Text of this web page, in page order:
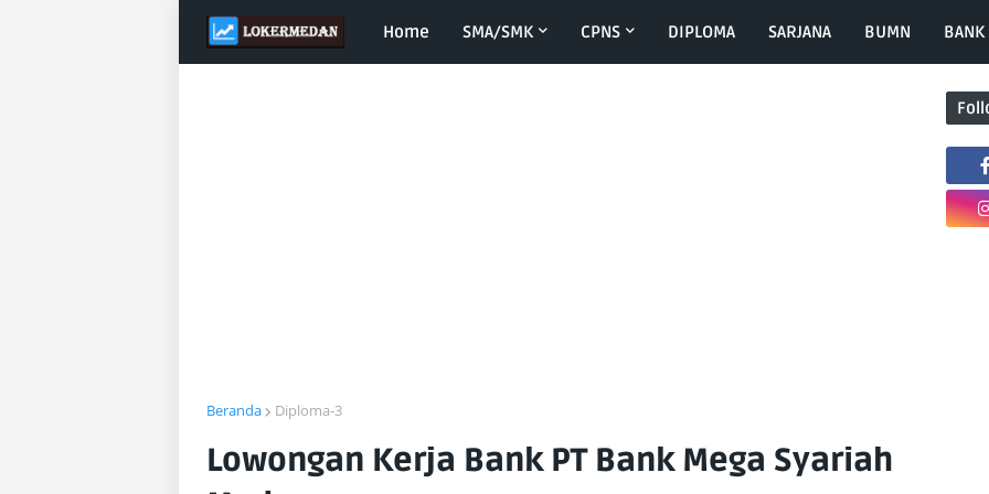
Home SMA/SMK CPNS DIPLOMA SARJANA BUMN BANK
Beranda Diploma-3
Lowongan Kerja Bank PT Bank Mega Syariah